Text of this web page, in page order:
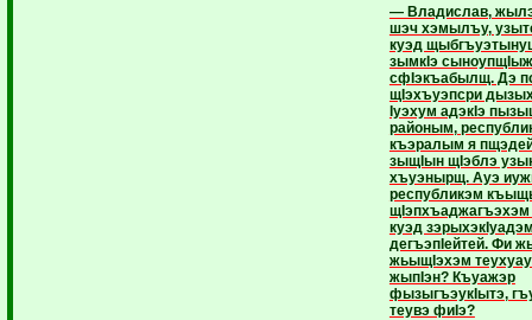
— Владислав,
шэч хэмылъу,
куэд
зымкIэ
сфIэкъабылщ. Дэ
щIэхъуэпсри
Iуэхум адэкIэ
районым,
къэралым я
зыщIын щIэблэ
хъуэ­­нырщ. Ауэ
республи­кэм
куэд
дегъэпIейтей. Фи
жьыщIэхэм
жыпIэн? Къуажэр
фызыгъэукIытэ,
теувэ фиIэ?